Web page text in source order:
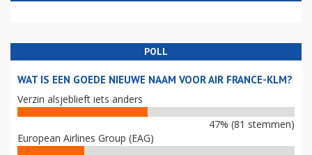
POLL
WAT IS EEN GOEDE NIEUWE NAAM VOOR AIR FRANCE-KLM?
Verzin alsjeblieft iets anders
47% (81 stemmen)
European Airlines Group (EAG)